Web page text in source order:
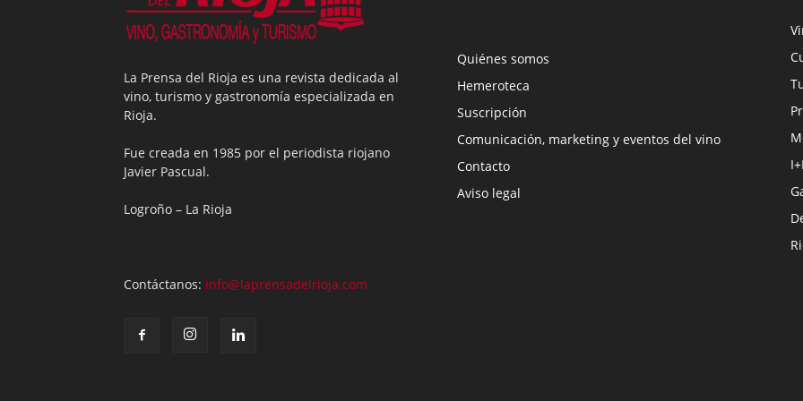
La Prensa del Rioja es una revista dedicada al
vino, turismo y gastronomía especializada en
Rioja.
Fue creada en 1985 por el periodista riojano
Javier Pascual.
Logroño – La Rioja
Contáctanos: info@laprensadelrioja.com
Quiénes somos
Hemeroteca
Suscripción
Comunicación, marketing y eventos del vino
Contacto
Aviso legal